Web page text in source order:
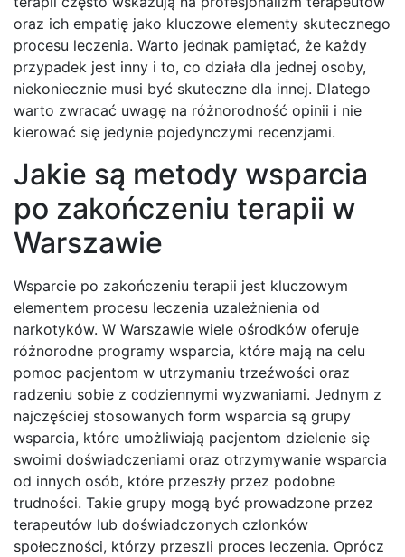
oraz ich empatię jako kluczowe elementy skutecznego
procesu leczenia. Warto jednak pamiętać, że każdy
przypadek jest inny i to, co działa dla jednej osoby,
niekoniecznie musi być skuteczne dla innej. Dlatego
warto zwracać uwagę na różnorodność opinii i nie
kierować się jedynie pojedynczymi recenzjami.
Jakie są metody wsparcia
po zakończeniu terapii w
Warszawie
Wsparcie po zakończeniu terapii jest kluczowym
elementem procesu leczenia uzależnienia od
narkotyków. W Warszawie wiele ośrodków oferuje
różnorodne programy wsparcia, które mają na celu
pomoc pacjentom w utrzymaniu trzeźwości oraz
radzeniu sobie z codziennymi wyzwaniami. Jednym z
najczęściej stosowanych form wsparcia są grupy
wsparcia, które umożliwiają pacjentom dzielenie się
swoimi doświadczeniami oraz otrzymywanie wsparcia
od innych osób, które przeszły przez podobne
trudności. Takie grupy mogą być prowadzone przez
terapeutów lub doświadczonych członków
społeczności, którzy przeszli proces leczenia. Oprócz